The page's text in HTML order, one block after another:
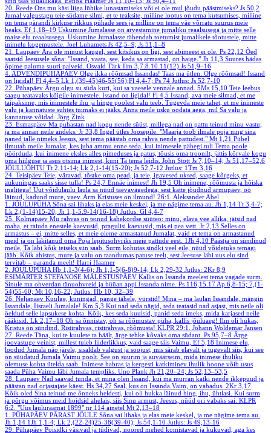
20. Reede Ons mu käsi liiga lühike lunastamiseks või ei ole mul jõudu päästmiseks? Js 50,2
Jumal valgustagu teie südame silmi, et te teaksite, milline lootus on tema kutsumises, milline
on tema pärandi kirkuse rikkus pühade sees ja milline on tema väe võrratu suurus meie
heaks. Ef 1,18–19 Uskumine Jumalasse on arvestamine jumaliku reaalsusega ja mitte selle
maise elu reaalsusega. Uskumine Jumalasse tähendab toetumist jumalikele tõotustele, mitte
inimelu kogemustele. Joel Luhamets Js 42,5–9; Js 51,1–8
21. Laupäev Ära ole minust kaugel, sest kitsikus on ligi, sest abimeest ei ole. Ps 22,12 Õed
saatsid Jeesusele sõna: "Issand, vaata, see, keda sa armastad, on haige." Jh 11,3 Suures hädas
õpime paluma suuri palveid. Osvald Tärk Ilm 3,7.8.10.11(12) Js 51,9–16
4. ADVENDIPÜHAPÄEV Olge ikka rõõmsad Issandas! Taas ma ütlen: Olge rõõmsad! Issand
on ligidal! Fl 4,4–5 Lk 1,(39-45)46-55(56);Fl 4,4-7; Ps 74 Jutlus: Js 52,7-10
22. Pühapäev Ärgu olgu su süda kuri, kui sa vaesele vennale annad. 5Ms 15,10 Teie leebus
saagu teatavaks kõigile inimestele. Issand on ligidal! Fl 4,5 Issand, ava meie silmad, et me
taipaksime, mis inimestele ihu ja hinge poolest valu teeb. Tugevda meie tahet, et me inimeste
valu ja kannatuste suhtes tuimaks ei jääks. Anna meile usku oodata aega, mil Sa valu ja
kannatuse võidad. Jörg Zink
23. Esmaspäev Ma puhastan nad kogu nende süüst, millega nad on pattu teinud minu vastu;
ja ma annan neile andeks. Jr 33,8 Ingel ütles Joosepile: "Maarja toob ilmale poja ning sina
paned talle nimeks Jeesus, sest tema päästab oma rahva nende pattudest." Mt 1,21 Piibel
ilmutab meile Jumalat, kes juba ammu enne seda, kui inimesele pähegi tuli Tema poole
pöörduda, kui inimene eksles alles pimeduses ja patus, tõusis oma troonilt, jättis kõrvale kogu
oma hiilguse ja asus otsima inimest, kuni Ta tema leidis. John Stott Js 7,10–14; Js 51,17–52,6
JÕULUÕHTU Tt 2,11-14; Lk 2,1-14(15-20); Js 52,7-12 Jutlus: 1Tm 3,16
24. Teisipäev Teie, väravad, tõstke oma pead, ja teie, igavesed uksed, saage kõrgeks, et
aukuningas saaks sisse tulla! Ps 24,7 Ennäe inimest! Jh 19,5 Oh inimene, rõõmusta ja hõiska
inglitega! Uut võidulaulu laula sa nüüd taevavägedega, sest kätte jõudnud armupäev, öö
läinud, kadund mure, vaev. Arm Kristuses on ilmund! 26:1. Aleksander Abel
1. JÕULUPÜHA Sõna sai lihaks ja elas meie keskel, ja me nägime tema au. Jh 1,14 Tt 3,4-7;
Lk 2,(1-14)15-20; Jh 1,1-5.9-14(16-18) Jutlus: Gl 4,4-7
25. Kolmapäev Mu rahvas on teinud kahekordse süüteo: minu, elava vee allika, jätsid nad
maha, et raiuda enestele kaevusid, pragulisi kaevusid, mis ei pea vett. Jr 2,13 Selles on
armastus – ei, mitte selles, et meie oleme armastanud Jumalat, vaid et tema on armastanud
meid ja on läkitanud oma Poja lepitusohvriks meie pattude eest. 1Jh 4,10 Päästja on sündinud
meile, Ta läbi kõik teiseks siin saab. Surm kohutas sindki veel eile, nüüd võidetuks temagi
jääb. Kõik ahistus, mure ja valu on taandumas patuse teelt, sest Jeesuse läbi uus elu sind
tervitab – paranda meelt! Harri Haamer
2. JÕULUPÜHA Hb 1,1-3(4-6); Jh 1,1-5(6-8)9-14; Lk 2,29-32 Jutlus: 2Kr 8,9
ESIMÄRTER STEFANOSE MÄLESTUSPÄEV Kallis on Issanda meelest tema vagade surm.
Sinule ma ohverdan tänuohvreid ja hüüan appi Issanda nime. Ps 116,15.17 Ap 6,8-15; 7,(1-
54)55-60; Mt 10,16-22; Jutlus: Hb 10, 32–39
26. Neljapäev Kuulge, kuningad, pange tähele, vürstid! Mina – ma laulan Issandale, mängin
Issandale, Iisraeli Jumalale! Km 5,3 Kui nad seda nägid, teda teatasid nad asjast, mis neile oli
öeldud selle lapsukese kohta. Kõik, kes seda kuulsid, panid seda imeks, mida karjased neile
rääkisid. Lk 2,17–18 Oh sa õnnistav, oh sa rõõmustav püha, kallis jõuluaeg! Ilm oli hukas,
Kristus on sündind. Ristirahvas, ristirahvas, rõõmusta! KLPR 29:1. Johann Woldemar Jansen
27. Reede Täna, kui te kuulete ta häält, ärge tehke kõvaks oma südant. Ps 95,7–8 Ärge
joovastuge veinist, millest tuleb liiderlikkus, vaid saage täis Vaimu, Ef 5,18 Inimese elu,
loodud Jumala näo järele, sisaldab valgust ja soojust, mis särab elavalt ja tugevalt siis, kui see
on süüdatud Jumala Vaimu poolt. See on suurim ja auväärseim, mida inimese ihuliku
olemuse kohta ütelda saab. Inimese habras ja kergesti katkiminev ihulik hoone võib usus
saada Püha Vaimu läbi Jumala templiks. Uno Plank Jh 21,20–24; Js 52,13–53,5
28. Laupäev Nad saavad tunda, et mina olen Issand, kui ma murran katki nende ikkepuud ja
päästan nad orjastajate käest. Hs 34,27 Seal, kus on Issanda Vaim, on vabadus. 2Kr 3,17
Kõik oled Sina teinud me õnneks heldesti, kui oli hukka läinud hing, ihu, ühtlasi. Kui surm
ja põrgu võimus meid hoidsid ahelais, siis Sinu armust, Jeesus, nüüd ori vabaks sai. KLPR
6:2. "Uus lauluraamat 1899" nr 114 ainetel Mt 2,13–18
1. PÜHAPÄEV PÄRAST JÕULE Sõna sai lihaks ja elas meie keskel, ja me nägime tema au.
Jh 1,14 1Jh 1,1-4; Lk 2,(22-24)25-38(39-40); Js 54,1-10 Jutlus: Js 49,13-16
29. Pühapäev Poisidki väsivad ja tüdivad, noored mehed komistavad ja kukuvad, aga kes